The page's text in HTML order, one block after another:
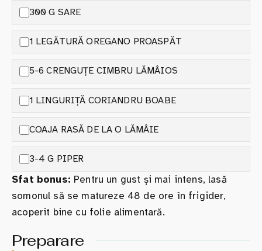
300 G SARE
1 LEGĂTURĂ OREGANO PROASPĂT
5-6 CRENGUȚE CIMBRU LĂMÂIOS
1 LINGURIȚĂ CORIANDRU BOABE
COAJA RASĂ DE LA O LĂMÂIE
3-4 G PIPER
Sfat bonus: Pentru un gust și mai intens, lasă
somonul să se matureze 48 de ore în frigider,
acoperit bine cu folie alimentară.
Preparare